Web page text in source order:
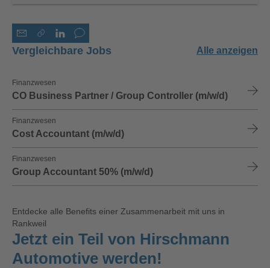
Vergleichbare Jobs Alle anzeigen
Finanzwesen
CO Business Partner / Group Controller (m/w/d)
Finanzwesen
Cost Accountant (m/w/d)
Finanzwesen
Group Accountant 50% (m/w/d)
Entdecke alle Benefits einer Zusammenarbeit mit uns in
Rankweil
Jetzt ein Teil von Hirschmann
Automotive werden!